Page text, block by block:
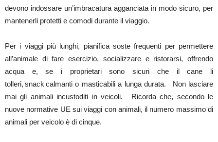
devono indossare un’imbracatura agganciata in modo sicuro, per
mantenerli protetti e comodi durante il viaggio.
Per i viaggi più lunghi, pianifica soste frequenti per permettere
all’animale di fare esercizio, socializzare e ristorarsi, offrendo
acqua e, se i proprietari sono sicuri che il cane li
tolleri, snack calmanti o masticabili a lunga durata. Non lasciare
mai gli animali incustoditi in veicoli. Ricorda che, secondo le
nuove normative UE sui viaggi con animali, il numero massimo di
animali per veicolo è di cinque.